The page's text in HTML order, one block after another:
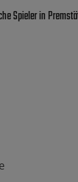
Spieler in